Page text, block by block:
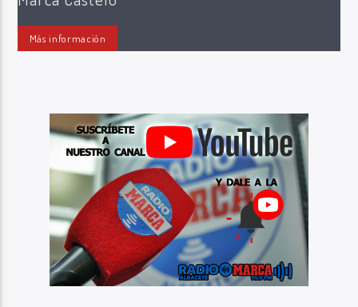
Más información